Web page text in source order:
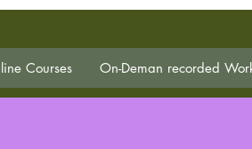
Courses On-Deman recorded